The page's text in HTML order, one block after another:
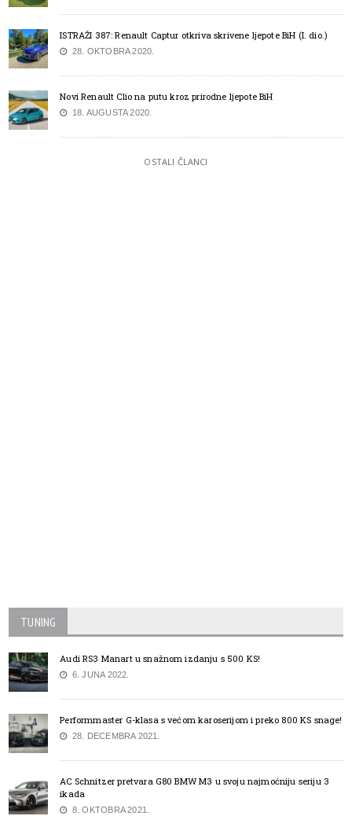
ISTRAŽI 387: Renault Captur otkriva skrivene ljepote BiH (I. dio.)
28. OKTOBRA 2020.
Novi Renault Clio na putu kroz prirodne ljepote BiH
18. AUGUSTA 2020.
OSTALI ČLANCI
TUNING
Audi RS3 Manart u snažnom izdanju s 500 KS!
6. JUNA 2022.
Performmaster G-klasa s većom karoserijom i preko 800 KS snage!
28. DECEMBRA 2021.
AC Schnitzer pretvara G80 BMW M3 u svoju najmoćniju seriju 3
ikada
8. OKTOBRA 2021.